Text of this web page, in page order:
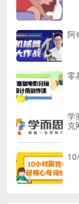
阿
零
学
克
10